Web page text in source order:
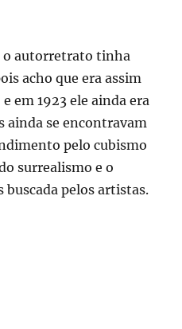
o autorretrato tinha
acho que era assim
em 1923 ele ainda era
ainda se encontravam
pelo cubismo
surrealismo e o
pelos artistas.